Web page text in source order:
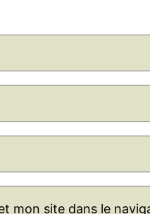
mon site dans le